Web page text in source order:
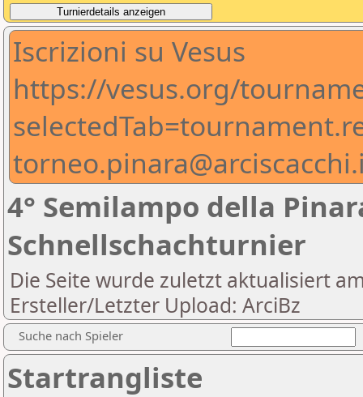
Iscrizioni su Vesus
https://vesus.org/
4° Semilampo della
Schnellschachturnier
Die Seite wurde zuletzt aktualisiert
Ersteller/Letzter Upload: ArciBz
Suche nach Spieler
Startrangliste